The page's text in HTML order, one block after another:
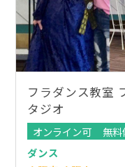
フラダンス教室
タジオ
オンライン可
無料
ダンス